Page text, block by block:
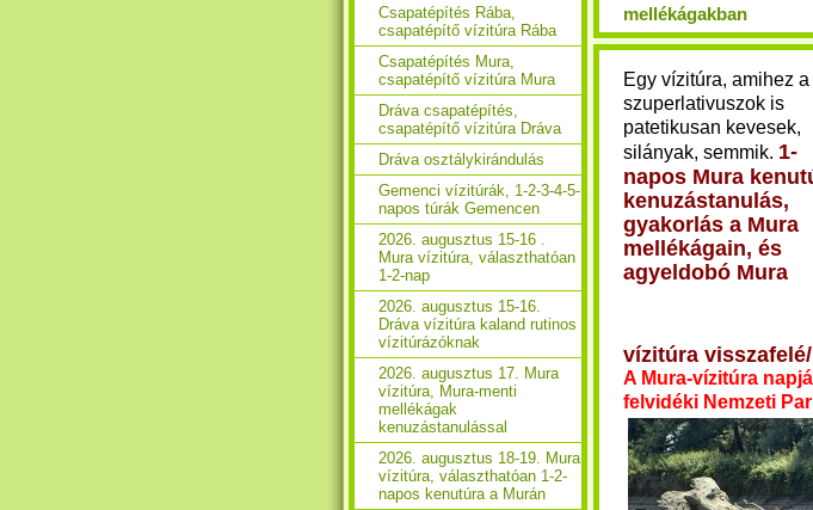
mellékágakban
Egy vízitúra, amihez a
szuperlativuszok is
patetikusan kevesek,
silányak, semmik. 1-
napos Mura
kenuzástanulás,
gyakorlás a Mura
mellékágain, és
agyeldobó Mura
vízitúra
A Mura-vízitúra
felvidéki Nemzeti
Csapatépítés Rába,
csapatépítő vízitúra Rába
Csapatépítés Mura,
csapatépítő vízitúra Mura
Dráva csapatépítés,
csapatépítő vízitúra Dráva
Dráva osztálykirándulás
Gemenci vízitúrák, 1-2-3-4-5-
napos túrák Gemencen
2026. augusztus 15-16 .
Mura vízitúra, választhatóan
1-2-nap
2026. augusztus 15-16.
Dráva vízitúra kaland rutinos
vízitúrázóknak
2026. augusztus 17. Mura
vízitúra, Mura-menti
mellékágak
kenuzástanulással
2026. augusztus 18-19. Mura
vízitúra, választhatóan 1-2-
napos kenutúra a Murán